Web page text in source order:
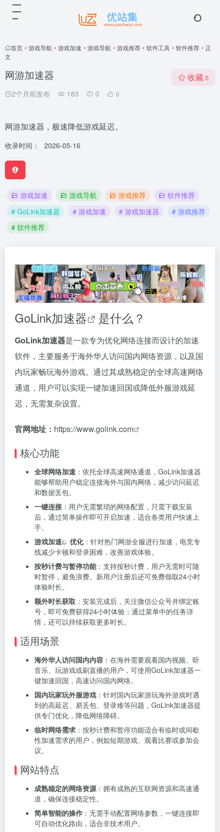
首页 • 游戏导航 • 游戏加速 • 游戏导航 • 游戏推荐 • 软件工具 • 软件推荐 • 正
文
网游加速器
2个月前发布 183 0 0
收藏 0
网游加速器，极速降低游戏延迟。
收录时间： 2026-05-16
游戏加速 游戏导航 游戏推荐
软件推荐
# GoLink加速器
# 游戏加速 # 游戏加速器
# 游戏推荐
# 软件推荐
GoLink加速器 是什么？
GoLink加速器是一款专为优化网络连接而设计的加速
软件，主要服务于海外华人访问国内网络资源，以及国
内玩家畅玩海外游戏。通过其成熟稳定的全球高速网络
通道，用户可以实现一键加速回国或降低外服游戏延
迟，无需复杂设置。
官网地址： https://www.golink.com
核心功能
全球网络加速 ：依托全球高速网络通道，GoLink加速器
能够帮助用户稳定连接海外与国内网络，减少访问延迟
和数据丢包。
一键连接 ：用户无需繁琐的网络配置，只需下载安装
后，通过简单操作即可开启加速，适合各类用户快速上
手。
游戏加速
优化：针对热门网游全服进行加速，电竞专
线减少卡顿和登录困难，改善游戏体验。
按秒计费与暂停功能：支持按秒计费，用户无需时可随
时暂停，避免浪费。新用户注册后还可免费领取24小时
体验时长。
额外时长获取 ：安装完成后，关注微信公众号并绑定账
号，即可免费获得24小时体验；通过菜单中的任务详
情，还可以持续获取更多时长。
适用场景
海外华人访问国内内容 ：在海外需要观看国内视频、听
音乐、玩游戏或刷直播的用户，可使用GoLink加速器一
键加速回国，高速访问国内网络。
国内玩家玩外服游戏 ：针对国内玩家游玩海外游戏时遇
到的高延迟、易丢包、登录难等问题，GoLink加速器提
供专门优化，降低网络障碍。
临时网络需求 ：按秒计费和暂停功能适合有临时或间歇
性加速需求的用户，例如短期游戏、观看比赛或参加会
议。
网站特点
成熟稳定的网络资源：拥有成熟的互联网资源和高速通
道，确保连接稳定性。
简单智能的操作 ：无需手动配置网络参数，一键连接即
可自动优化路由，适合非技术用户。